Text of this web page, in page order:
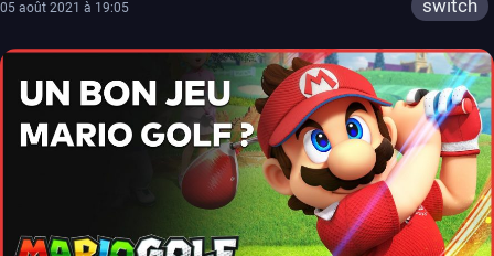
05 août 2021 à 19:05 switch